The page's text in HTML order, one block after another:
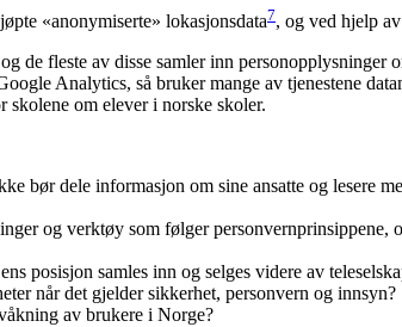
«anonymiserte» lokasjonsdata7, og ved hjelp
de fleste av disse samler inn personopplysninger
Ana­lytics, så bruker mange av tjenestene
om elever i norske skoler.
bør dele informasjon om sine ansatte og lesere
og verk­tøy som følger personvernprinsippene,
posisjon sam­les inn og selges videre av
når det gjelder sikkerhet, personvern og innsyn?
av bru­kere i Norge?